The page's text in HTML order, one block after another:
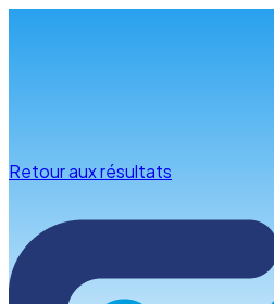
Retour aux résultats